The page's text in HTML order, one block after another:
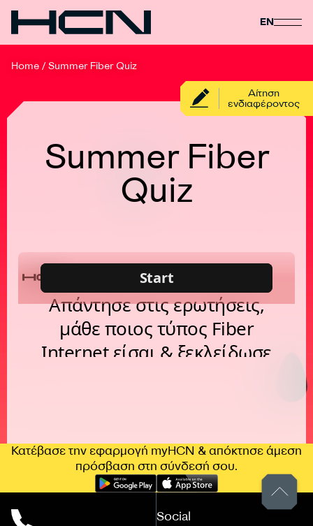
EN
Αίτηση
ενδιαφέροντος
Home /Summer Fiber Quiz
Summer Fiber
Quiz
Κατέβασε την εφαρμογή myHCN & απόκτησε άμεση
πρόσβαση στη σύνδεσή σου.
Social